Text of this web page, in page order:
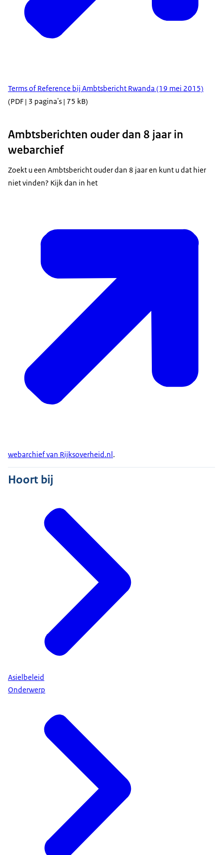
Terms of Reference bij Ambtsbericht Rwanda (19 mei 2015)
(PDF | 3 pagina's | 75 kB)
Ambtsberichten ouder dan 8 jaar in
webarchief
Zoekt u een Ambtsbericht ouder dan 8 jaar en kunt u dat hier
niet vinden? Kijk dan in het
webarchief van Rijksoverheid.nl .
Hoort bij
Asielbeleid
Onderwerp